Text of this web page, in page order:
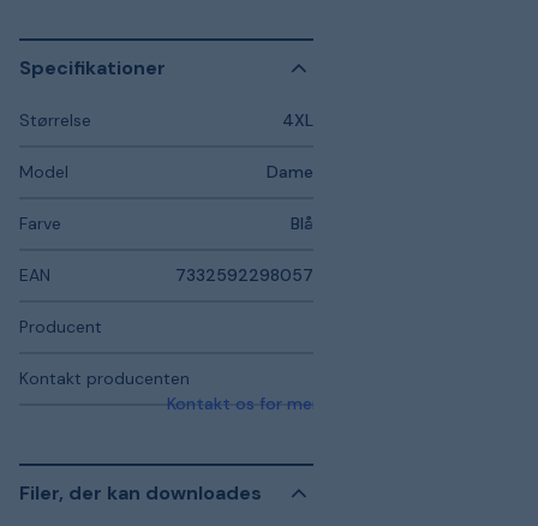
Specifikationer
Størrelse 4XL
Model Dame
Farve Blå
EAN 7332592298057
Producent
Kontakt producenten
Kontakt os for mere information
Filer, der kan downloades